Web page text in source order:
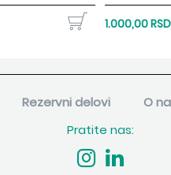
1.000,00 RSD
Rezervni delovi
O
Pratite nas: